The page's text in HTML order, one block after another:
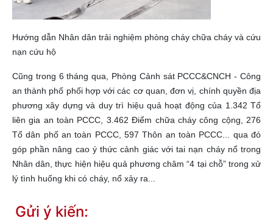
Hướng dẫn Nhân dân trải nghiệm phòng cháy chữa cháy và cứu
nạn cứu hộ
Cũng trong 6 tháng qua, Phòng Cảnh sát PCCC&CNCH - Công
an thành phố phối hợp với các cơ quan, đơn vị, chính quyền địa
phương xây dựng và duy trì hiệu quả hoạt động của 1.342 Tổ
liên gia an toàn PCCC, 3.462 Điểm chữa cháy công cộng, 276
Tổ dân phố an toàn PCCC, 597 Thôn an toàn PCCC... qua đó
góp phần nâng cao ý thức cảnh giác với tai nạn cháy nổ trong
Nhân dân, thực hiện hiệu quả phương châm “4 tại chỗ” trong xử
lý tình huống khi có cháy, nổ xảy ra...
Gửi ý kiến: